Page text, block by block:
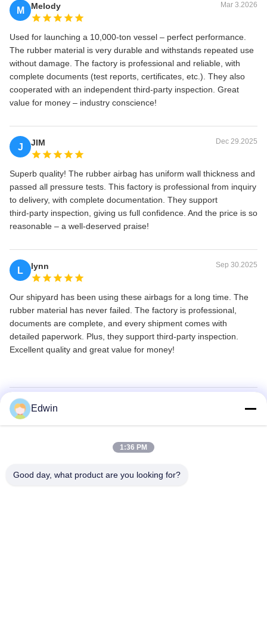
M Melody Mar 3.2026
Used for launching a 10,000‑ton vessel – perfect performance.
The rubber material is very durable and withstands repeated use
without damage. The factory is professional and reliable, with
complete documents (test reports, certificates, etc.). They also
cooperated with an independent third‑party inspection. Great
value for money – industry conscience!
J JIM Dec 29.2025
Superb quality! The rubber airbag has uniform wall thickness and
passed all pressure tests. This factory is professional from inquiry
to delivery, with complete documentation. They support
third‑party inspection, giving us full confidence. And the price is so
reasonable – a well‑deserved praise!
L lynn Sep 30.2025
Our shipyard has been using these airbags for a long time. The
rubber material has never failed. The factory is professional,
documents are complete, and every shipment comes with
detailed paperwork. Plus, they support third‑party inspection.
Excellent quality and great value for money!
Edwin
1:36 PM
Good day, what product are you looking for?